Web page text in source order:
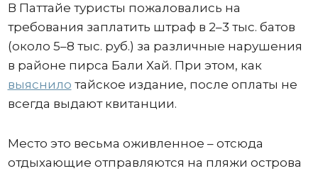
В Паттайе туристы пожаловались на
требования заплатить штраф в 2–3 тыс. батов
(около 5–8 тыс. руб.) за различные нарушения
в районе пирса Бали Хай. При этом, как
выяснило тайское издание, после оплаты не
всегда выдают квитанции.
Место это весьма оживленное – отсюда
отдыхающие отправляются на пляжи острова